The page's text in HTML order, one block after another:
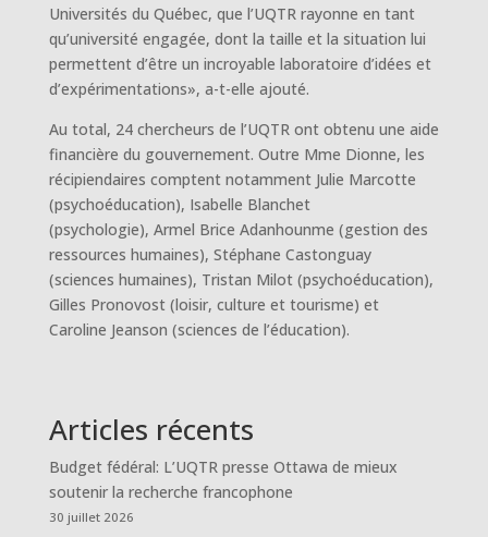
Universités du Québec, que l’UQTR rayonne en tant
qu’université engagée, dont la taille et la situation lui
permettent d’être un incroyable laboratoire d’idées et
d’expérimentations», a-t-elle ajouté.
Au total, 24 chercheurs de l’UQTR ont obtenu une aide
financière du gouvernement. Outre Mme Dionne, les
récipiendaires comptent notamment Julie Marcotte
(psychoéducation), Isabelle Blanchet
(psychologie), Armel Brice Adanhounme (gestion des
ressources humaines), Stéphane Castonguay
(sciences humaines), Tristan Milot (psychoéducation),
Gilles Pronovost (loisir, culture et tourisme) et
Caroline Jeanson (sciences de l’éducation).
Articles récents
Budget fédéral: L’UQTR presse Ottawa de mieux
soutenir la recherche francophone
30 juillet 2026